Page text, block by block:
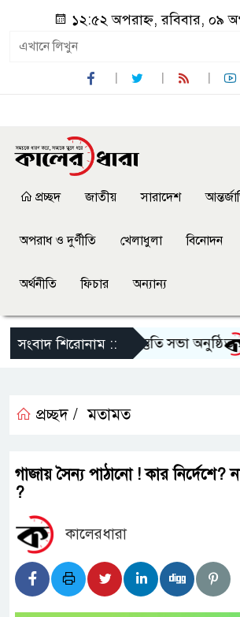
১২:৫২ অপরাহ্ন, রবিবার, ০৯
প্রচ্ছদ জাতীয় সারাদেশ
অপরাধ ও দুর্ণীতি খেলাধুলা বিনোদন
অর্থনীতি ফিচার অন্যান্য
সংবাদ শিরোনাম ::
২০২৬ এর আগাম প্রস্তুতি সভা অনুষ্ঠিত
প্রচ্ছদ / মতামত
গাজায় সৈন‌্য পাঠা‌নো ! কার নি‌র্দেশে?
?
কালেরধারা